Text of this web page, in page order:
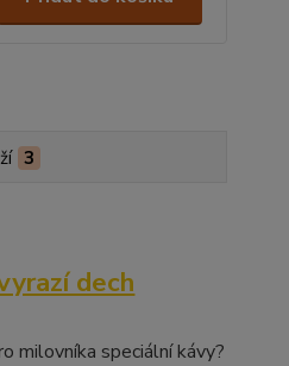
3
dech
milovníka speciální kávy?